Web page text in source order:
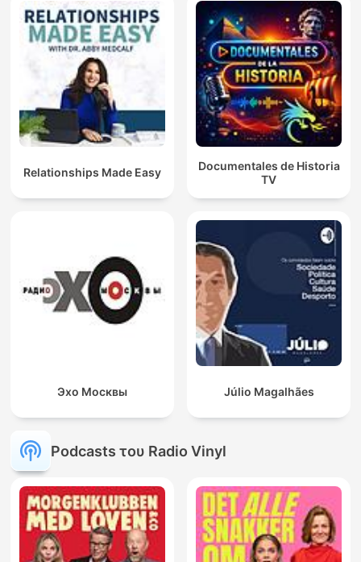
Relationships Made Easy
Documentales de Historia
TV
Эхо Москвы Júlio Magalhães
Podcasts του Radio Vinyl